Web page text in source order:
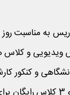
به مناسبت
ویدیویی و کلاس
و کنکور